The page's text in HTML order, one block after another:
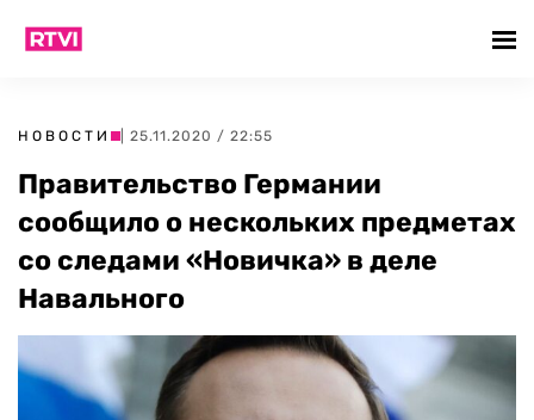
НОВОСТИ | 25.11.2020 / 22:55
Правительство Германии
сообщило о нескольких предметах
со следами «Новичка» в деле
Навального